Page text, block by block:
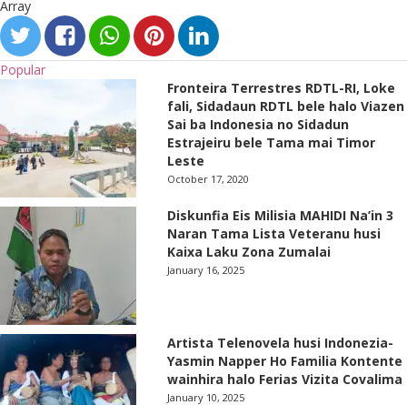
Array
Popular
Fronteira Terrestres RDTL-RI, Loke
fali, Sidadaun RDTL bele halo Viazen
Sai ba Indonesia no Sidadun
Estrajeiru bele Tama mai Timor
Leste
October 17, 2020
Diskunfia Eis Milisia MAHIDI Na’in 3
Naran Tama Lista Veteranu husi
Kaixa Laku Zona Zumalai
January 16, 2025
Artista Telenovela husi Indonezia-
Yasmin Napper Ho Familia Kontente
wainhira halo Ferias Vizita Covalima
January 10, 2025